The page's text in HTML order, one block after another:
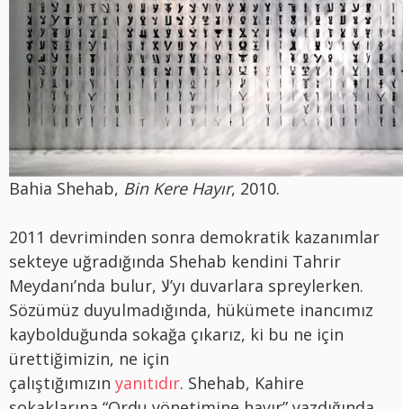
Bahia Shehab, Bin Kere Hayır, 2010.
2011 devriminden sonra demokratik kazanımlar
sekteye uğradığında Shehab kendini Tahrir
Meydanı’nda bulur, لا’yı duvarlara spreylerken.
Sözümüz duyulmadığında, hükümete inancımız
kaybolduğunda sokağa çıkarız, ki bu ne için
ürettiğimizin, ne için
çalıştığımızın yanıtıdır. Shehab, Kahire